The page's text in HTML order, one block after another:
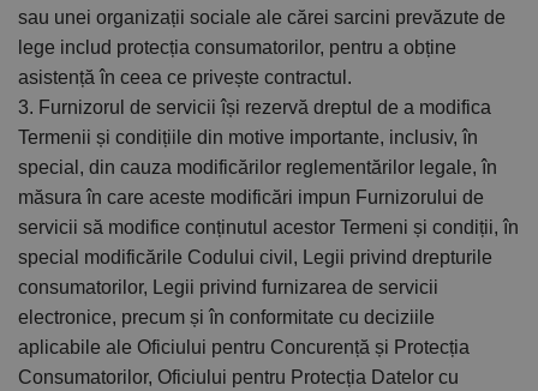
sau unei organizații sociale ale cărei sarcini prevăzute de
lege includ protecția consumatorilor, pentru a obține
asistență în ceea ce privește contractul.
3. Furnizorul de servicii își rezervă dreptul de a modifica
Termenii și condițiile din motive importante, inclusiv, în
special, din cauza modificărilor reglementărilor legale, în
măsura în care aceste modificări impun Furnizorului de
servicii să modifice conținutul acestor Termeni și condiții, în
special modificările Codului civil, Legii privind drepturile
consumatorilor, Legii privind furnizarea de servicii
electronice, precum și în conformitate cu deciziile
aplicabile ale Oficiului pentru Concurență și Protecția
Consumatorilor, Oficiului pentru Protecția Datelor cu